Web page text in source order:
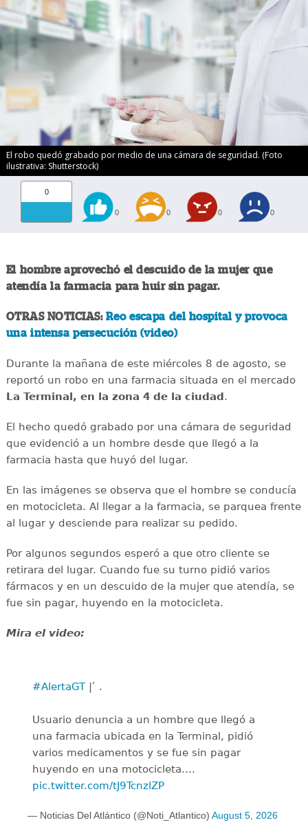
El robo quedó grabado por medio de una cámara de seguridad. (Foto
ilustrativa: Shutterstock)
0
0 0 0 0
El hombre aprovechó el descuido de la mujer que
atendía la farmacia para huir sin pagar.
OTRAS NOTICIAS: Reo escapa del hospital y provoca
una intensa persecución (video)
Durante la mañana de este miércoles 8 de agosto, se
reportó un robo en una farmacia situada en el mercado
La Terminal, en la zona 4 de la ciudad.
El hecho quedó grabado por una cámara de seguridad
que evidenció a un hombre desde que llegó a la
farmacia hasta que huyó del lugar.
En las imágenes se observa que el hombre se conducía
en motocicleta. Al llegar a la farmacia, se parquea frente
al lugar y desciende para realizar su pedido.
Por algunos segundos esperó a que otro cliente se
retirara del lugar. Cuando fue su turno pidió varios
fármacos y en un descuido de la mujer que atendía, se
fue sin pagar, huyendo en la motocicleta.
Mira el video:
#AlertaGT| ́ .
Usuario denuncia a un hombre que llegó a
una farmacia ubicada en la Terminal, pidió
varios medicamentos y se fue sin pagar
huyendo en una motocicleta.…
pic.twitter.com/tJ9TcnzlZP
— Noticias Del Atlántico (@Noti_Atlantico) August 5, 2026